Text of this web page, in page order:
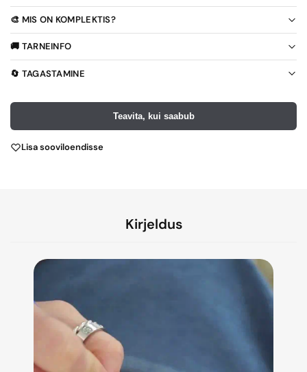
🎨 MIS ON KOMPLEKTIS?
🚚 TARNEINFO
🔄 TAGASTAMINE
Teavita, kui saabub
Lisa sooviloendisse
Kirjeldus